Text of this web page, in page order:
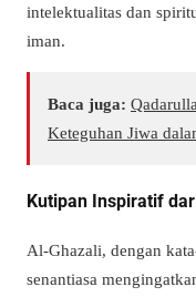
intelektualitas dan
iman.
Baca juga:
Keteguhan Jiwa
Kutipan Inspiratif
Al-Ghazali, dengan
senantiasa